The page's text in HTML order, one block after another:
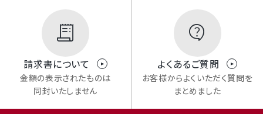
請求書について
金額の表示されたものは
同封いたしません
よくあるご質問
お客様からよくいただく質問を
まとめました